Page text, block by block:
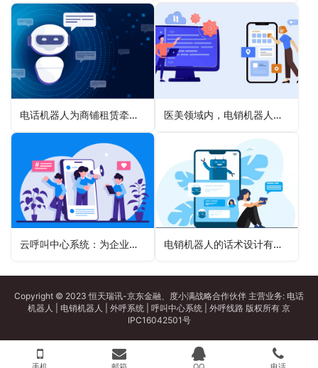
电话机器人为商铺租赁牵线搭桥的应用场景 医美领域内，电销机器人邀约整形意向者
云呼叫中心系统：为企业发展注入强大动力 电销机器人的话术设计有模板吗？
Copyright © 2023 恒天瑞讯-京东金融、度小满战略合作伙伴 主营业务: 电话
机器人
电销机器人 外呼系统 呼叫中心系统 外呼线路 版权所有 京
IPC16042501号